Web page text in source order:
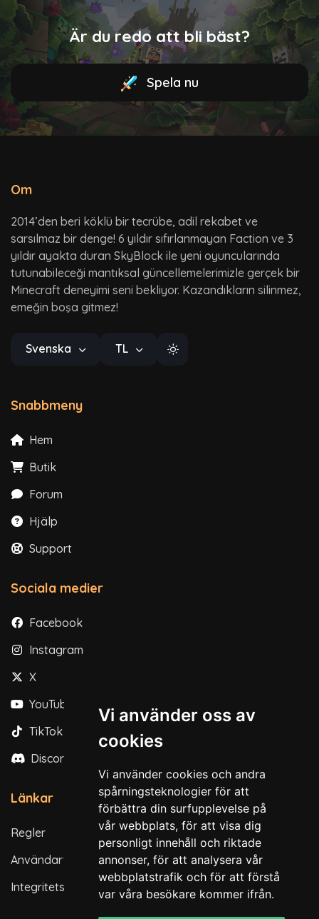
Vi använder oss av
cookies
Vi använder cookies och andra
spårningsteknologier för att
förbättra din surfupplevelse på
vår webbplats, för att visa dig
personligt innehåll och riktade
annonser, för att analysera vår
webbplatstrafik och för att förstå
var våra besökare kommer ifrån.
Är du redo att bli bäst?
Spela nu
Om
2014’den beri köklü bir tecrübe, adil rekabet ve
sarsılmaz bir denge! 6 yıldır sıfırlanmayan Faction ve 3
yıldır ayakta duran SkyBlock ile yeni oyuncularında
tutunabileceği mantıksal güncellemelerimizle gerçek bir
Minecraft deneyimi seni bekliyor. Kazandıkların silinmez,
emeğin boşa gitmez!
Svenska TL
Snabbmeny
Hem
Butik
Forum
Hjälp
Support
Sociala medier
Facebook
Instagram
X
YouTube
TikTok
Discord
Länkar
Regler
Användarvillkor
Integritetspolicy